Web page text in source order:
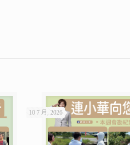
10 7 月, 2026